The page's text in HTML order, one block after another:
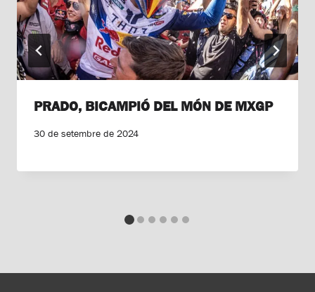
PRADO, BICAMPIÓ DEL MÓN DE MXGP
30 de setembre de 2024